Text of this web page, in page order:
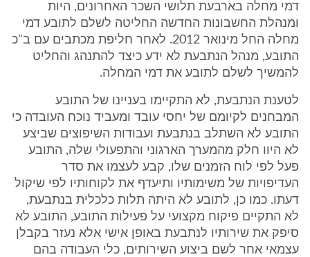
דמי מחלה בארבעת תלושי השכר האחרונים, היות
ומנהלת החשבונות החדשה החליטה לשלם לתובע דמי
מחלה החל מינואר 2012. לאחר חליפת מכתבים עם ב"כ
התובע, מנהל הנתבעת לא ידע כיצד להתנהג והחליט
להמשיך לשלם לתובע את דמי המחלה.
לטענת הנתבעת, לא התקיימו בעניינו של התובע
המבחנים לקיומם של יחסי עובד ומעביד נוכח העובדה כי
התובע לא השתלב בנתבעת ועבודות השיפוצים שביצע
לא היוו חלק מהמערך הארגוני והתפעולי שלה, התובע
פעל לפי לוח הזמנים שלו, קבע לעצמו את סדר
העדיפויות של משימותיו ותיעדף את לקוחותיו לפי שיקול
דעתו. כמו כן, לתובע לא היתה תלות כלכלית בנתבעת,
לא התקיים פיקוח מקצועי על פעילות התובע, התובע לא
סיפק את שירותיו לנתבעת באופן אישי אלא נעזר בקבלן
עצמאי אחר לשם ביצוע השירותים, כלי העבודה בהם